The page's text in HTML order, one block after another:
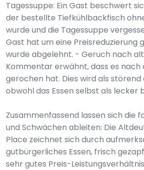
Tagessuppe: Ein Gast beschwert
der bestellte Tiefkühlbackfisch
wurde und die Tagessuppe
Gast hat um eine Preisreduzierung
wurde abgelehnt. - Geruch nach
Kommentar erwähnt, dass es
gerochen hat. Dies wird als
obwohl das Essen selbst als lecker
Zusammenfassend lassen sich die
und Schwächen ableiten: Die
Place zeichnet sich durch
gutbürgerliches Essen, frisch
sehr gutes Preis-